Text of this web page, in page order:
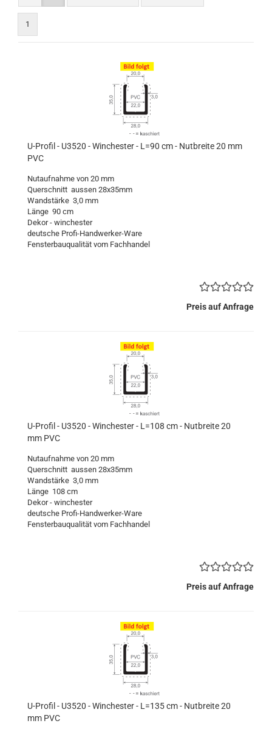
1
U-Profil - U3520 - Winchester - L=90 cm - Nutbreite 20 mm
PVC
Nutaufnahme von 20 mm
Querschnitt aussen 28x35mm
Wandstärke 3,0 mm
Länge 90 cm
Dekor - winchester
deutsche Profi-Handwerker-Ware
Fensterbauqualität vom Fachhandel
Preis auf Anfrage
U-Profil - U3520 - Winchester - L=108 cm - Nutbreite 20
mm PVC
Nutaufnahme von 20 mm
Querschnitt aussen 28x35mm
Wandstärke 3,0 mm
Länge 108 cm
Dekor - winchester
deutsche Profi-Handwerker-Ware
Fensterbauqualität vom Fachhandel
Preis auf Anfrage
U-Profil - U3520 - Winchester - L=135 cm - Nutbreite 20
mm PVC